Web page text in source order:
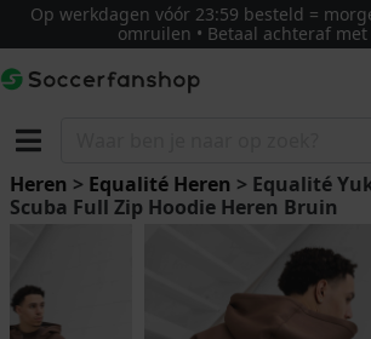
Op werkdagen vóór 23:59 besteld =
omruilen • Betaal achteraf
Heren > Equalité Heren > Equalité
Scuba Full Zip Hoodie Heren Bruin